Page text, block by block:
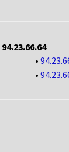
94.23.66.64:
•
•